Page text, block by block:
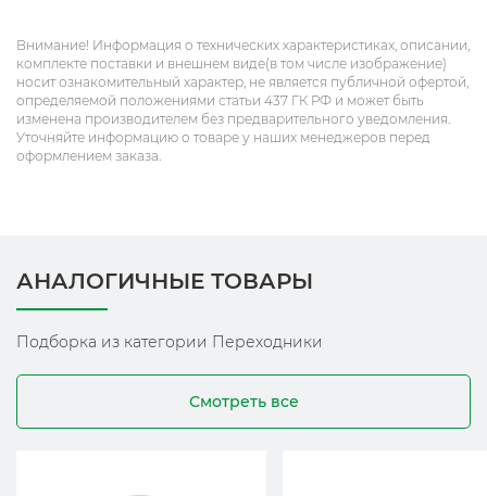
Внимание! Информация о технических характеристиках, описании,
комплекте поставки и внешнем виде(в том числе изображение)
носит ознакомительный характер, не является публичной офертой,
определяемой положениями статьи 437 ГК РФ и может быть
изменена производителем без предварительного уведомления.
Уточняйте информацию о товаре у наших менеджеров перед
оформлением заказа.
АНАЛОГИЧНЫЕ ТОВАРЫ
Подборка из категории Переходники
Смотреть все